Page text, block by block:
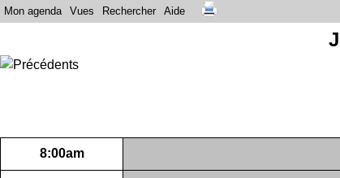
Mon agenda Vues Rechercher Aide
8:00am